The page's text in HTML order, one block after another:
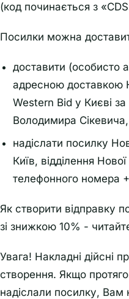
(код починається з
Посилки можна
доставити (особисто
адресною доставкою
Western Bid у Києві
Володимира
надіслати посилку
Київ, відділення
телефонного номера
Як створити відправку
зі знижкою 10% -
Увага! Накладні дійсні
створення. Якщо
надіслали посилку, Вам